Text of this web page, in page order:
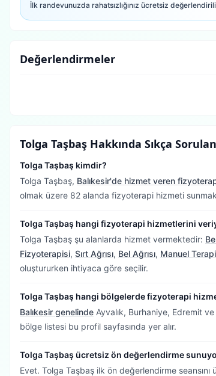
İlk randevunuzda rahatsızlığınız ücretsiz
Değerlendirmeler
Tolga Taşbaş Hakkında Sıkça
Tolga Taşbaş kimdir?
Tolga Taşbaş, Balıkesir'de hizmet veren
olmak üzere 82 alanda fizyoterapi hizmeti
Tolga Taşbaş hangi fizyoterapi hizmetlerini
Tolga Taşbaş şu alanlarda hizmet vermektedir:
Fizyoterapisi, Sırt Ağrısı, Bel Ağrısı, Manuel Terapi
oluştururken ihtiyaca göre seçilir.
Tolga Taşbaş hangi bölgelerde fizyoterapi
Balıkesir genelinde Ayvalık, Burhaniye, Edremit
bölge listesi bu profil sayfasında yer alır.
Tolga Taşbaş ücretsiz ön değerlendirme
Evet. Tolga Taşbaş ilk ön değerlendirme